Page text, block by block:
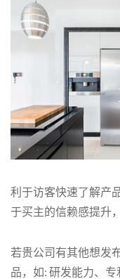
利于访客快速了解产
于买主的信赖感提升
若贵公司有其他想发
品，如: 研发能力、